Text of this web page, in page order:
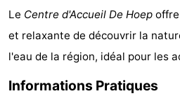
vue
Terrains
de
-
Parcours
Villages
Le Centre d'Accueil De Hoep
et relaxante de découvrir la
l'eau de la région, idéal pour les
Informations Pratiques